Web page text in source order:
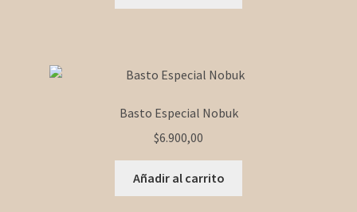
Basto Especial Nobuk
$6.900,00
Añadir al carrito